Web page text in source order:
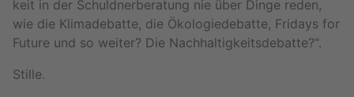
keit in der Schuld­ner­be­ra­tung nie über Dinge reden,
wie die Kli­ma­de­bat­te, die Öko­lo­gie­de­bat­te, Fri­days for
Fu­ture und so wei­ter? Die Nach­hal­tig­keits­de­bat­te?“.
Stil­le.